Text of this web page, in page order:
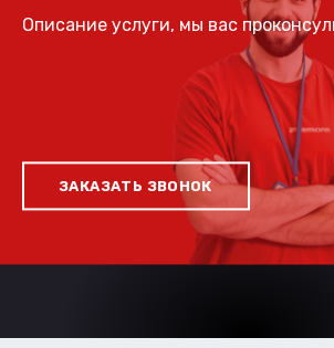
Описание услуги, мы вас
ЗАКАЗАТЬ ЗВОНОК